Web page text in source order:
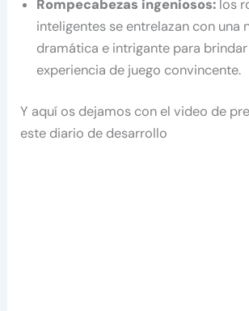
Rompecabezas ingeniosos: los
inteligentes se entrelazan con una
dramática e intrigante para brindar
experiencia de juego convincente.
Y aquí os dejamos con el video de
este diario de desarrollo